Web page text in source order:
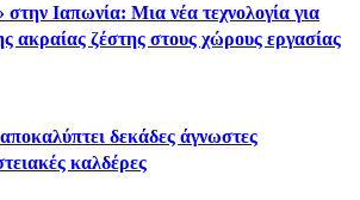
Ιαπωνία: Μια νέα τεχνολογία για
ακραίας ζέστης στους χώρους εργασίας
δεκάδες άγνωστες
καλδέρες